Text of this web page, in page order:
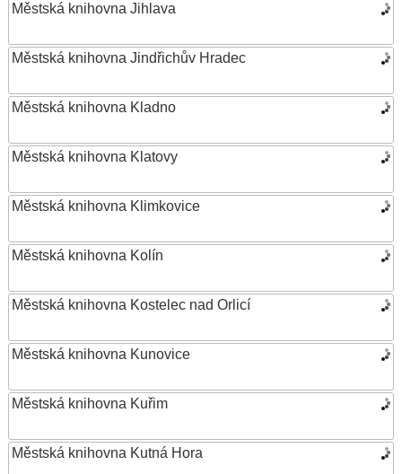
Městská knihovna Jihlava
Městská knihovna Jindřichův Hradec
Městská knihovna Kladno
Městská knihovna Klatovy
Městská knihovna Klimkovice
Městská knihovna Kolín
Městská knihovna Kostelec nad Orlicí
Městská knihovna Kunovice
Městská knihovna Kuřim
Městská knihovna Kutná Hora